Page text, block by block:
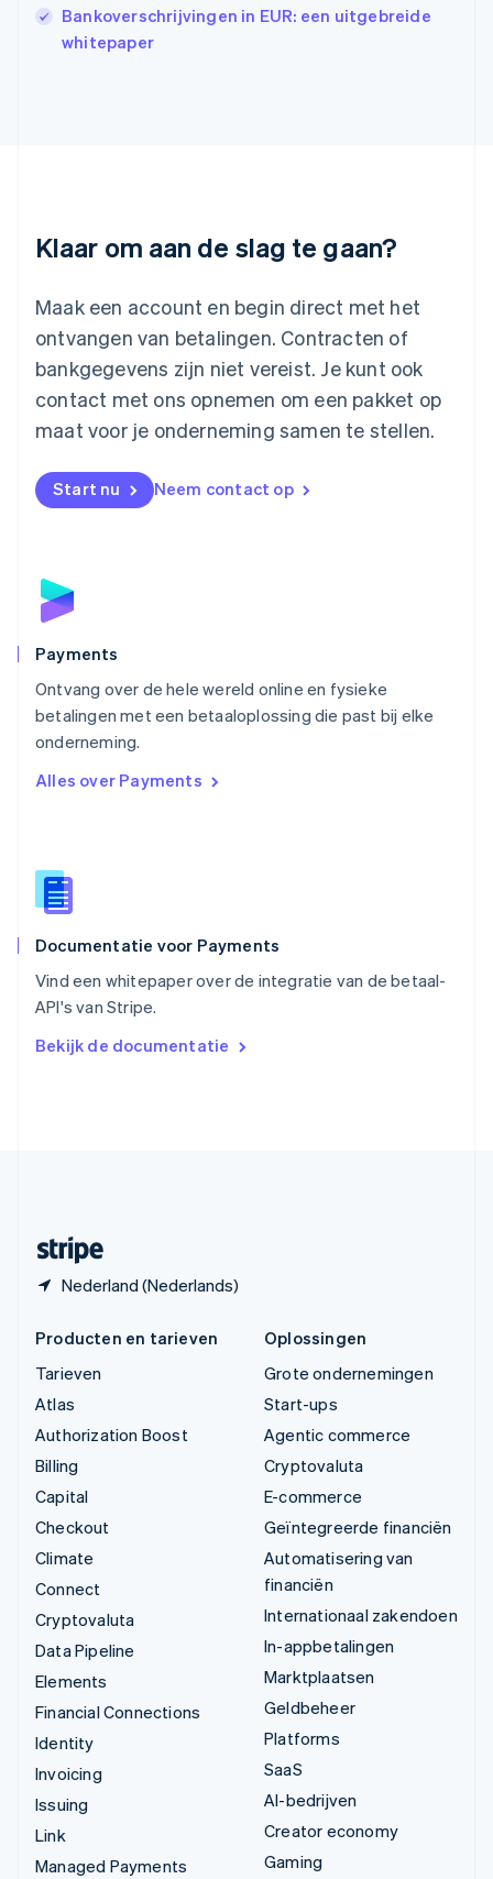
Bankoverschrijvingen in EUR: een uitgebreide
whitepaper
Klaar om aan de slag te gaan?
Maak een account en begin direct met het
ontvangen van betalingen. Contracten of
bankgegevens zijn niet vereist. Je kunt ook
contact met ons opnemen om een pakket op
maat voor je onderneming samen te stellen.
Start nu Neem contact op
Payments
Ontvang over de hele wereld online en fysieke
betalingen met een betaaloplossing die past bij elke
onderneming.
Alles over Payments
Documentatie voor Payments
Vind een whitepaper over de integratie van de betaal-
API's van Stripe.
Bekijk de documentatie
Nederland (Nederlands)
日本語English
Kroatië
FrançaisDeutschEnglish
English
Malta
English
Mexico
Nederland
NederlandsEnglish
English
Noorwegen
Polen
English
Português
English
Singapore
English简体中文
EnglishItaliano
Español
Thailand
Tsjechië
Vasteland van China
简体中文English
English
Producten en tarieven
Tarieven
Atlas
Authorization Boost
Billing
Capital
Checkout
Climate
Connect
Cryptovaluta
Data Pipeline
Elements
Financial Connections
Identity
Invoicing
Issuing
Link
Managed Payments
Oplossingen
Grote ondernemingen
Start-ups
Agentic commerce
Cryptovaluta
E-commerce
Geïntegreerde financiën
Automatisering van
financiën
Internationaal zakendoen
In-appbetalingen
Marktplaatsen
Geldbeheer
Platforms
SaaS
AI-bedrijven
Creator economy
Gaming